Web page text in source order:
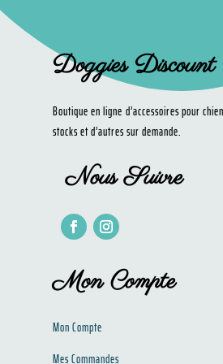
Doggies Discount
Boutique en ligne d’accessoires pour
stocks et d’autres sur demande.
Nous Suivre
Mon Compte
Mon Compte
Mes Commandes